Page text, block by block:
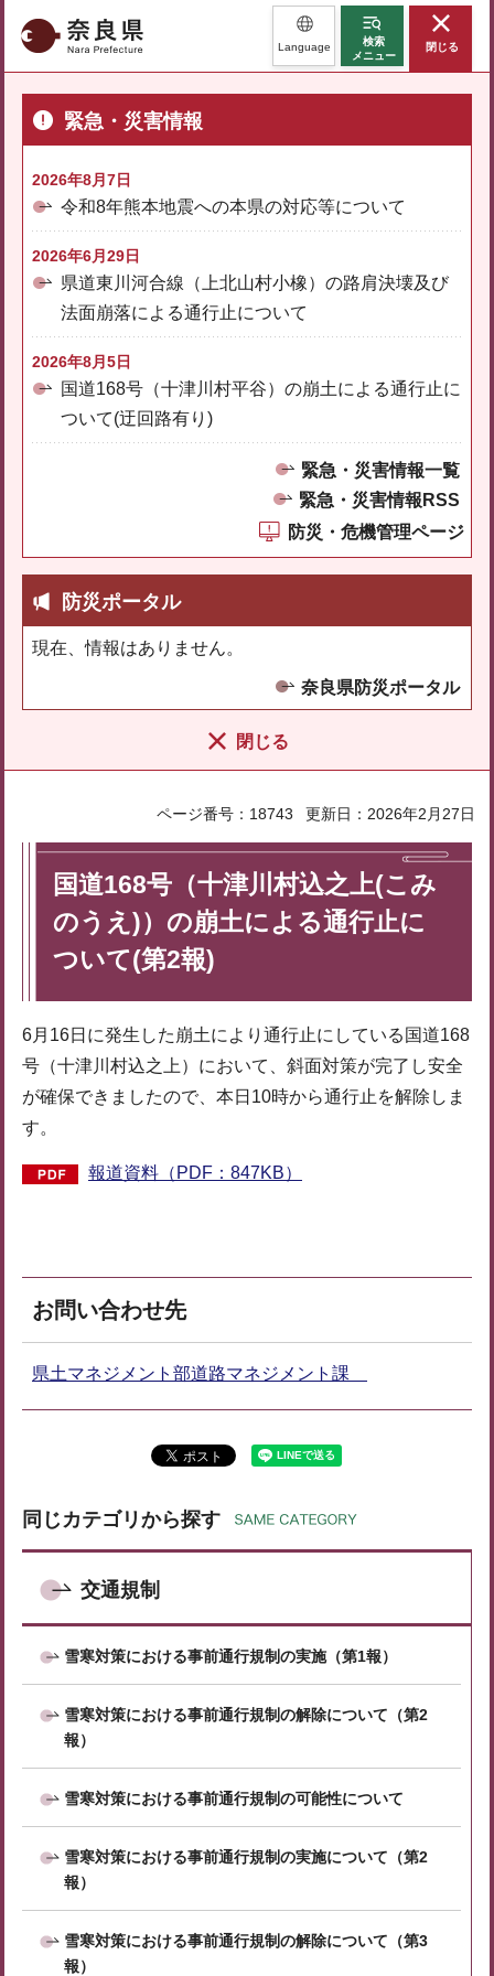
奈良県 Language
検索
メニュー
閉じる
緊急・災害情報
2026年8月7日
令和8年熊本地震への本県の対応等について
2026年6月29日
県道東川河合線（上北山村小橡）の路肩決壊及び
法面崩落による通行止について
2026年8月5日
国道168号（十津川村平谷）の崩土による通行止に
ついて(迂回路有り)
緊急・災害情報一覧
緊急・災害情報RSS
防災・危機管理ページ
防災ポータル
現在、情報はありません。
奈良県防災ポータル
閉じる
ページ番号：18743 更新日：2026年2月27日
国道168号（十津川村込之上(こみ
のうえ)）の崩土による通行止に
ついて(第2報)
6月16日に発生した崩土により通行止にしている国道168
号（十津川村込之上）において、斜面対策が完了し安全
が確保できましたので、本日10時から通行止を解除しま
す。
報道資料（PDF：847KB）
お問い合わせ先
県土マネジメント部道路マネジメント課
同じカテゴリから探す
交通規制
雪寒対策における事前通行規制の実施（第1報）
雪寒対策における事前通行規制の解除について（第2
報）
雪寒対策における事前通行規制の可能性について
雪寒対策における事前通行規制の実施について（第2
報）
雪寒対策における事前通行規制の解除について（第3
報）